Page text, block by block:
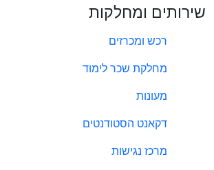
שירותים ומחלקות
רכש ומכרזים
מחלקת שכר לימוד
מעונות
דקאנט הסטודנטים
מרכז נגישות